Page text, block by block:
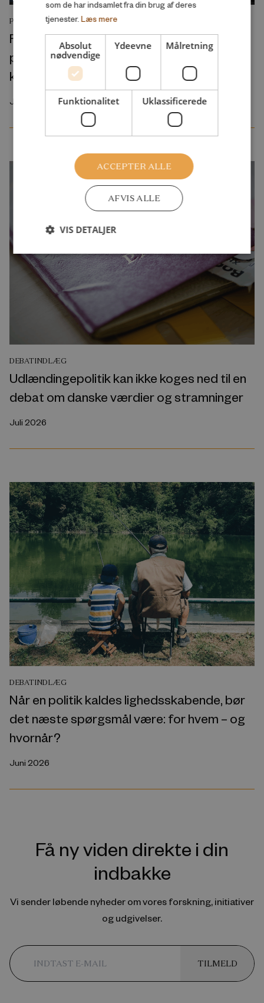
PODCAST
Folkeskolens nye “prøvepakke” vil give
pigerne et endnu større forspring på
karakterer
Juli 2026
DEBATINDLÆG
Udlændingepolitik kan ikke koges ned til en
debat om danske værdier og stramninger
Juli 2026
DEBATINDLÆG
Når en politik kaldes lighedsskabende, bør
det næste spørgsmål være: for hvem – og
hvornår?
Juni 2026
Få ny viden direkte i din
indbakke
Vi sender løbende nyheder om vores forskning, initiativer
og udgivelser.
TILMELD
som de har indsamlet fra din brug af deres
tjenester. Læs mere
Absolut
nødvendige
Ydeevne Målretning
Funktionalitet Uklassificerede
ACCEPTER ALLE
AFVIS ALLE
VIS DETALJER